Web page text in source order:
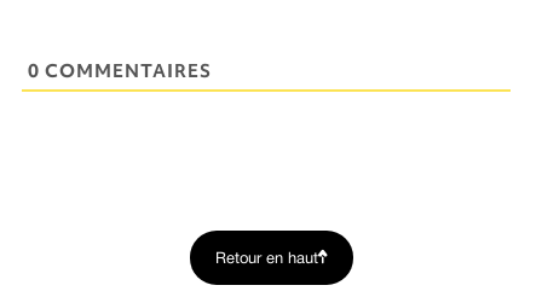
0 COMMENTAIRES
Retour en haut